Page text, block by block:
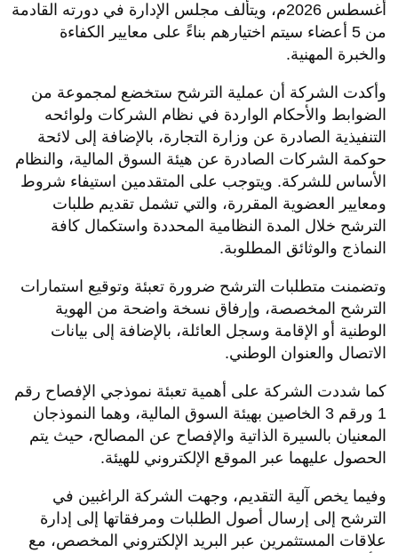
أغسطس 2026م، ويتألف مجلس الإدارة في دورته القادمة
من 5 أعضاء سيتم اختيارهم بناءً على معايير الكفاءة
والخبرة المهنية.
وأكدت الشركة أن عملية الترشح ستخضع لمجموعة من
الضوابط والأحكام الواردة في نظام الشركات ولوائحه
التنفيذية الصادرة عن وزارة التجارة، بالإضافة إلى لائحة
حوكمة الشركات الصادرة عن هيئة السوق المالية، والنظام
الأساس للشركة. ويتوجب على المتقدمين استيفاء شروط
ومعايير العضوية المقررة، والتي تشمل تقديم طلبات
الترشح خلال المدة النظامية المحددة واستكمال كافة
النماذج والوثائق المطلوبة.
وتضمنت متطلبات الترشح ضرورة تعبئة وتوقيع استمارات
الترشح المخصصة، وإرفاق نسخة واضحة من الهوية
الوطنية أو الإقامة وسجل العائلة، بالإضافة إلى بيانات
الاتصال والعنوان الوطني.
كما شددت الشركة على أهمية تعبئة نموذجي الإفصاح رقم
1 ورقم 3 الخاصين بهيئة السوق المالية، وهما النموذجان
المعنيان بالسيرة الذاتية والإفصاح عن المصالح، حيث يتم
الحصول عليهما عبر الموقع الإلكتروني للهيئة.
وفيما يخص آلية التقديم، وجهت الشركة الراغبين في
الترشح إلى إرسال أصول الطلبات ومرفقاتها إلى إدارة
علاقات المستثمرين عبر البريد الإلكتروني المخصص، مع